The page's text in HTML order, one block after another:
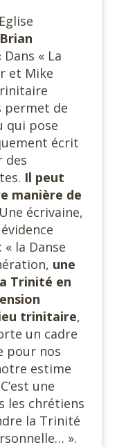
Brian
« La
et Mike
permet de
qui pose
écrit
des
Il peut
manière de
écrivaine,
la Danse
une
Trinité en
trinitaire,
un cadre
pour nos
estime
une
les chrétiens
la Trinité
».